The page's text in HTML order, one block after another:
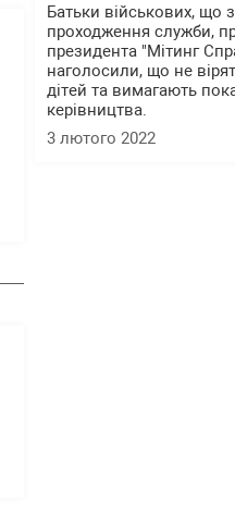
Батьки військових, що
проходження служби,
президента "Мітинг
наголосили, що не
дітей та вимагають
керівництва.
3 лютого 2022